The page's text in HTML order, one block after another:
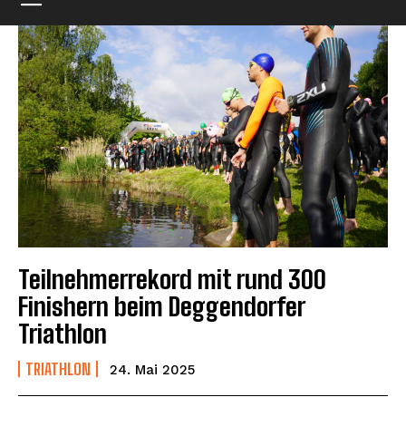
Teilnehmerrekord mit rund 300
Finishern beim Deggendorfer
Triathlon
TRIATHLON 24. Mai 2025